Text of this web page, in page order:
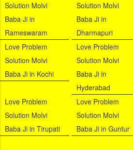
Solution Molvi
Baba Ji in
Rameswaram
Solution Molvi
Baba Ji in
Dharmapuri
Love Problem
Solution Molvi
Baba Ji in Kochi
Love Problem
Solution Molvi
Baba Ji in
Hyderabad
Love Problem
Solution Molvi
Baba Ji in Tirupati
Love Problem
Solution Molvi
Baba Ji in Guntur